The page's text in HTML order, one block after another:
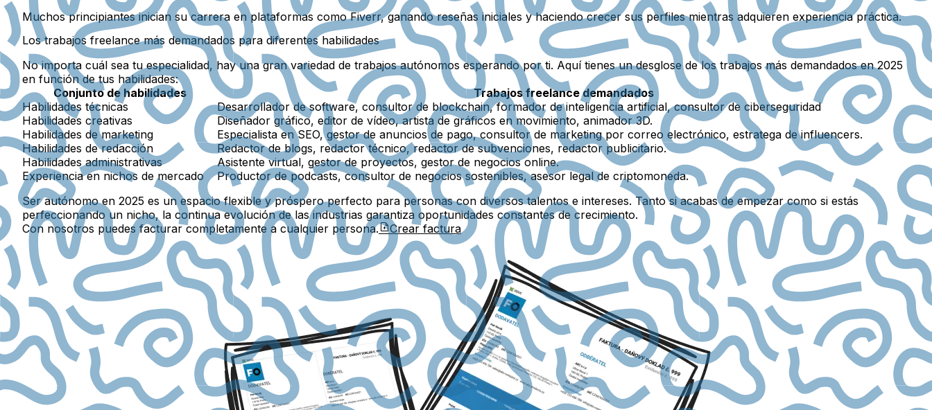
Muchos principiantes inician su carrera en plataformas como Fiverr, ganando reseñas iniciales y haciendo crecer sus perfiles mientras adquieren experiencia práctica.
Los trabajos freelance más demandados para diferentes habilidades
No importa cuál sea tu especialidad, hay una gran variedad de trabajos autónomos esperando por ti. Aquí tienes un desglose de los trabajos más demandados en 2025
en función de tus habilidades:
Conjunto de habilidades
Trabajos freelance demandados
Habilidades técnicas
Desarrollador de software, consultor de blockchain, formador de inteligencia artificial, consultor de ciberseguridad
Habilidades creativas
Diseñador gráfico, editor de vídeo, artista de gráficos en movimiento, animador 3D.
Habilidades de marketing
Especialista en SEO, gestor de anuncios de pago, consultor de marketing por correo electrónico, estratega de influencers.
Habilidades de redacción
Redactor de blogs, redactor técnico, redactor de subvenciones, redactor publicitario.
Habilidades administrativas
Asistente virtual, gestor de proyectos, gestor de negocios online.
Experiencia en nichos de mercado
Productor de podcasts, consultor de negocios sostenibles, asesor legal de criptomoneda.
Ser autónomo en 2025 es un espacio flexible y próspero perfecto para personas con diversos talentos e intereses. Tanto si acabas de empezar como si estás
perfeccionando un nicho, la continua evolución de las industrias garantiza oportunidades constantes de crecimiento.
Con nosotros puedes facturar completamente a cualquier persona.
Crear factura